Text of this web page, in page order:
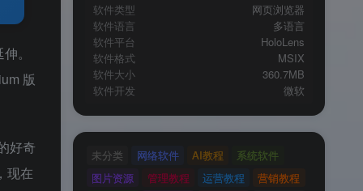
。
版
好奇
现在
软件类型
网页浏览器
软件语言
多语言
软件平台
HoloLens
软件格式
MSIX
软件大小
360.7MB
软件开发
微软
未分类 网络软件 AI教程
系统软件
图片资源
管理教程 运营教程
营销教程